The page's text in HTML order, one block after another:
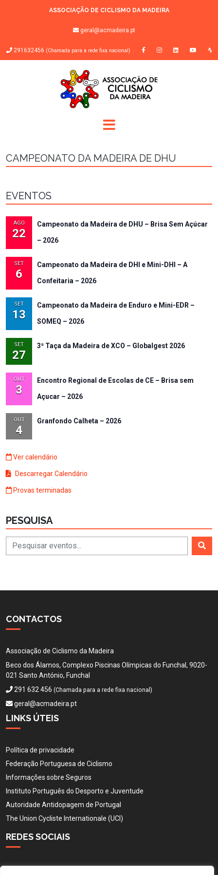
ASSOCIAÇÃO DE CICLISMO DA MADEIRA
geral@acmadeira.pt
291632456 (Chamada para a rede fixa nacional)
CAMPEONATO DA MADEIRA DE DHU
EVENTOS
AGO
22
Campeonato da Madeira de DHU – Brisa Sem Açúcar
– 2026
SET
6
Campeonato da Madeira de DHI e Mini-DHI – A
Confeitaria – 2026
SET
13
Campeonato da Madeira de Enduro e Mini-EDR –
SOMEQ – 2026
SET
27
3ª Taça da Madeira de XCO – Globalgest 2026
OUT
3
Encontro Regional de Escolas de CE – Brisa sem
Açucar – 2026
OUT
4
Granfondo Calheta – 2026
Ver calendário
Descarregar Calendário
Provas terminadas
PESQUISA
CONTACTOS
Associação de Ciclismo da Madeira
Beco dos Álamos, Complexo Piscinas Olímpicas do Funchal, 9020-
021 Santo António, Funchal
291 632 456 (Chamada para a rede fixa nacional)
geral@acmadeira.pt
LINKS ÚTEIS
Política de privacidade
Federação Portuguesa de Ciclismo
Informações sobre Seguros
Instituto Português do Desporto e Juventude
Autoridade Antidopagem de Portugal
The Union Cycliste Internationale (UCI)
REDES SOCIAIS